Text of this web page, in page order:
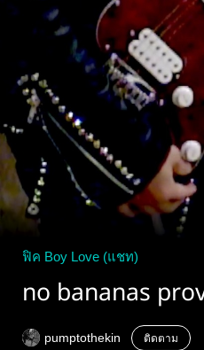
ฟิค Boy Love (แชท)
no bananas
pumptothekin ติดตาม